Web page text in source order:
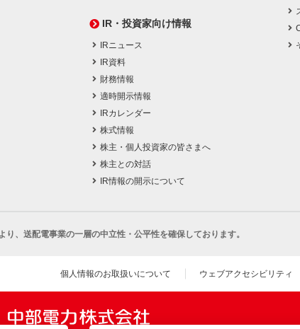
IR・投資家向け情報
IRニュース
IR資料
財務情報
適時開示情報
IRカレンダー
株式情報
株主・個人投資家の皆さまへ
株主との対話
IR情報の開示について
り、 送配電事業の一層の中立性・公平性を確保しております。
個人情報のお取扱いについて ウェブアクセシビリティ